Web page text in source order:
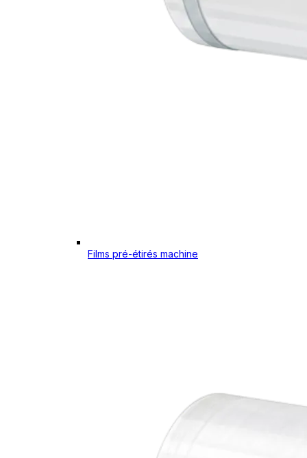
Films pré-étirés machine